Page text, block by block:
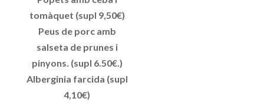
tomàquet (supl 9,50€)
Peus de porc amb
salseta de prunes i
pinyons. (supl 6.50€.)
Alberginia farcida (supl
4,10€)